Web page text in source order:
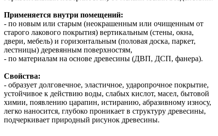
Применяется внутри помещений:
- по новым или старым (неокрашенным или очищенным от
старого лакового покрытия) вертикальным (стены, окна,
двери, мебель) и горизонтальным (половая доска, паркет,
лестницы) деревянным поверхностям,
- по материалам на основе древесины (ДВП, ДСП, фанера).
Свойства:
- образует долговечное, эластичное, ударопрочное покрытие,
устойчивое к действию воды, слабых кислот, масел, бытовой
химии, появлению царапин, истиранию, абразивному износу,
легко наносится, глубоко проникает в структуру древесины,
подчеркивает природный рисунок древесины.